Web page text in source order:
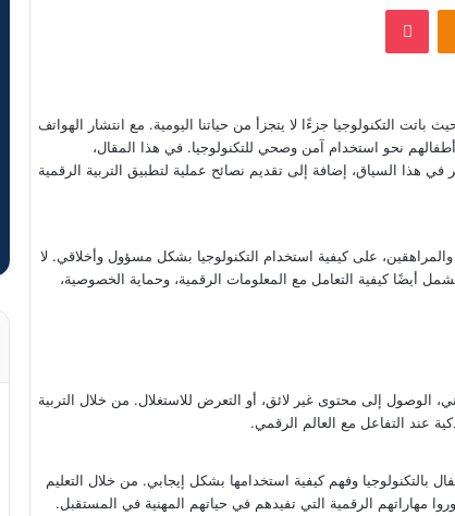
التكنولوجيا جزءًا لا يتجزأ من حياتنا اليومية. مع انتشار الهواتف
أطفالهم نحو استخدام آمن وصحي للتكنولوجيا. في هذا المقال،
في هذا السياق، إضافة إلى تقديم نصائح عملية لتطبيق التربية الرقمية
والمراهقين، على كيفية استخدام التكنولوجيا بشكل مسؤول وأخلاقي. لا
أيضًا كيفية التعامل مع المعلومات الرقمية، وحماية الخصوصية،
الوصول إلى محتوى غير لائق، أو التعرض للاستغلال. من خلال التربية
عند التفاعل مع العالم الرقمي.
بالتكنولوجيا وفهم كيفية استخدامها بشكل إيجابي. من خلال التعليم
مهاراتهم الرقمية التي تفيدهم في حياتهم المهنية في المستقبل.